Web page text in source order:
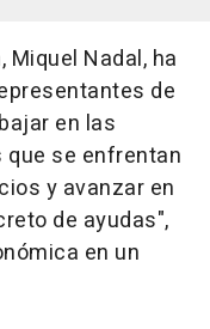
Miquel Nadal, ha
de
en las
se enfrentan
y avanzar en
de ayudas",
en un